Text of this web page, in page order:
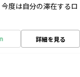
度は自分の滞在するロ
詳細を見る